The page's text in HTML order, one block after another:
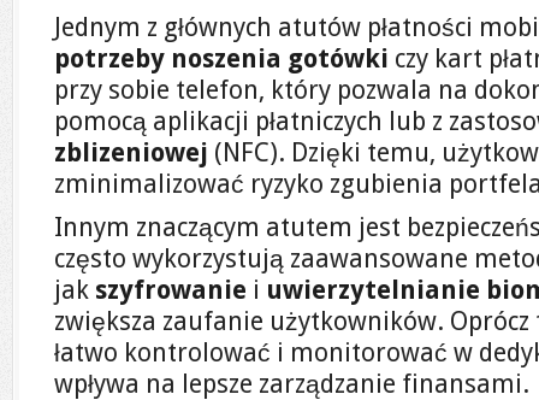
Jednym z głównych atutów płatności
potrzeby noszenia gotówki czy kart
przy sobie telefon, który pozwala na
pomocą aplikacji płatniczych lub z
zblizeniowej (NFC). Dzięki temu,
zminimalizować ryzyko zgubienia
Innym znaczącym atutem jest
często wykorzystują zaawansowane
jak szyfrowanie i uwierzytelnianie
zwiększa zaufanie użytkowników.
łatwo kontrolować i monitorować w
wpływa na lepsze zarządzanie finansami.